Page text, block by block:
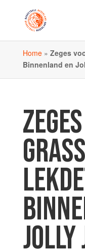
Home» Zeges
Binnenland en